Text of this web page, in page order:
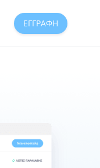
ΕΓΓΡΑΦΉ